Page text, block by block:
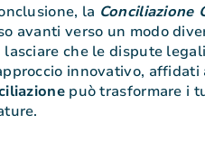
la Conciliazione
avanti verso un modo
lasciare che le dispute
innovativo, affidati
può trasformare i